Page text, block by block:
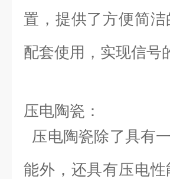
置，提供了方便简
配套使用，实现信号
压电陶瓷：
压电陶瓷除了具有
能外，还具有压电